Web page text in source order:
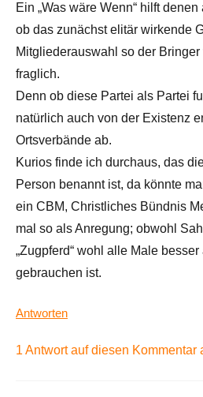
Ein „Was wäre Wenn“ hilft
ob das zunächst elitär wirkende
Mitgliederauswahl so der
fraglich.
Denn ob diese Partei als Partei
natürlich auch von der Existenz
Ortsverbände ab.
Kurios finde ich durchaus, das
Person benannt ist, da könnte
ein CBM, Christliches Bündnis
mal so als Anregung; obwohl
„Zugpferd“ wohl alle Male
gebrauchen ist.
Antworten
1 Antwort auf diesen